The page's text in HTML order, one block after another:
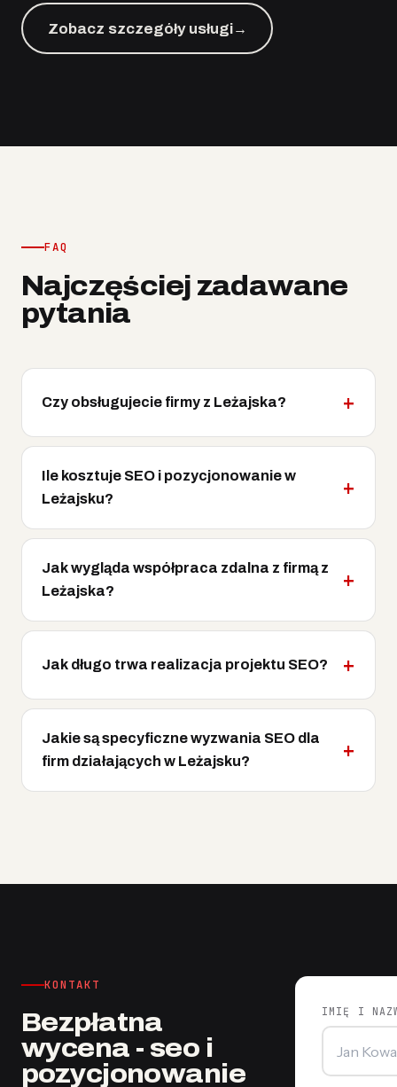
Zobacz szczegóły usługi→
FAQ
Najczęściej zadawane
pytania
Czy obsługujecie firmy z Leżajska?
Ile kosztuje SEO i pozycjonowanie w
Leżajsku?
Jak wygląda współpraca zdalna z firmą z
Leżajska?
Jak długo trwa realizacja projektu SEO?
Jakie są specyficzne wyzwania SEO dla
firm działających w Leżajsku?
KONTAKT
Bezpłatna
wycena - seo i
pozycjonowanie
IMIĘ I